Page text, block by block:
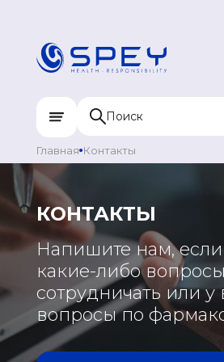
Главная Контакты
КОНТАКТЫ
Напишите нам, если
какие-либо
сотрудничать или у
вопросы по
ЕВРОПА
ГРЕЦИЯ
ПОРТУГАЛИЯ
РОССИЯ